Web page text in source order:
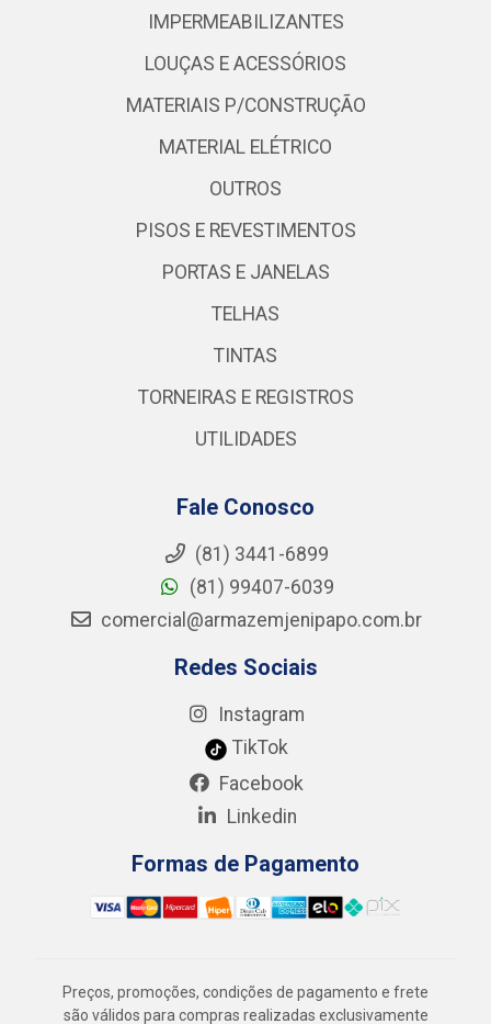
IMPERMEABILIZANTES
LOUÇAS E ACESSÓRIOS
MATERIAIS P/CONSTRUÇÃO
MATERIAL ELÉTRICO
OUTROS
PISOS E REVESTIMENTOS
PORTAS E JANELAS
TELHAS
TINTAS
TORNEIRAS E REGISTROS
UTILIDADES
Fale Conosco
(81) 3441-6899
(81) 99407-6039
comercial@armazemjenipapo.com.br
Redes Sociais
Instagram
TikTok
Facebook
Linkedin
Formas de Pagamento
Preços, promoções, condições de pagamento e frete
são válidos para compras realizadas exclusivamente